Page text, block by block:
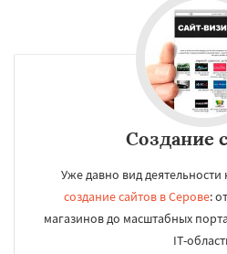
Создание
Уже давно вид
создание сайтов в Серове:
магазинов до масштабных
IT-